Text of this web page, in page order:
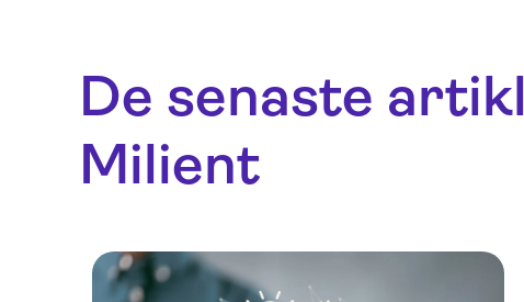
De senaste
Milient